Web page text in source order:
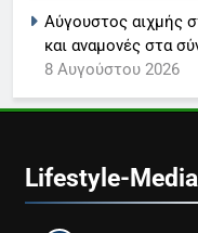
Αύγουστος αιχμής
και αναμονές στα
8 Αυγούστου 2026
Lifestyle-Media
1